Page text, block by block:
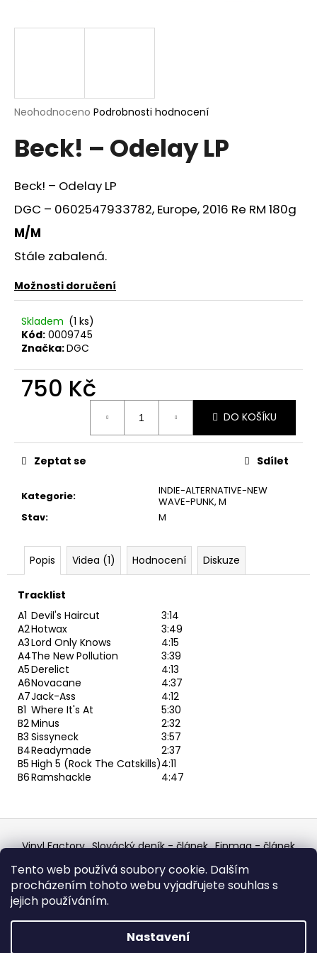
Tento web používá soubory cookie. Dalším
procházením tohoto webu vyjadřujete souhlas s
jejich používáním.
Nastavení
Průměrné
produktu
je
z
5
hvězdiček.
Neohodnoceno Podrobnosti hodnocení
Beck! – Odelay LP
Beck! – Odelay LP
DGC – 0602547933782, Europe, 2016 Re RM 180g
M/M
Stále zabalená.
Možnosti doručení
Skladem (1 ks)
Kód: 0009745
Značka:DGC
750 Kč
DO KOŠÍKU
Kategorie:
INDIE-ALTERNATIVE-NEW
WAVE-PUNK, M
Stav: M
Zeptat se Sdílet
Popis Videa (1) Hodnocení Diskuze
Tracklist
A1 Devil's Haircut
3:14
A2Hotwax
3:49
A3Lord Only Knows
4:15
A4The New Pollution
3:39
A5Derelict
4:13
A6Novacane
4:37
A7Jack-Ass
4:12
B1 Where It's At
5:30
B2Minus
2:32
B3 Sissyneck
3:57
B4Readymade
2:37
B5 High 5 (Rock The Catskills)4:11
B6Ramshackle 4:47
j
?
D
o
p
r
u
č
u
e
m
PINK
AT
THE
GATES
DAWN
CD
290
Kč
Z
á Vinyl Factory Slovácký deník - článek Finmag - článek
Discogs Profile Facebook výběr z hroznů
Top prodejce mincí Aukro
Vytvořil Shoptet